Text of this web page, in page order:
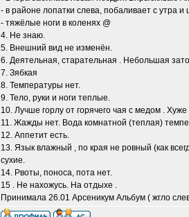
- в районе лопатки слева, побаливает с утра и
- тяжёлые ноги в коленях @
4.​ Не знаю.
5. Внешний вид не изменён.
6. Деятельная, старательная . Небольшая
7. Зябкая
8. Температуры нет.
9.​ Тело, руки и ноги теплые.
10. Лучше горлу от горячего чая с медом .
11. Жажды нет. Вода комнатной (теплая)
12. Аппетит есть.
13. Язык влажный , по края не ровный (как
сухие.
14. Рвоты, поноса, пота нет.
15 . Не нахожусь. На отдыхе .
Принимала 26.01 Арсеникум Альбум ( жгло